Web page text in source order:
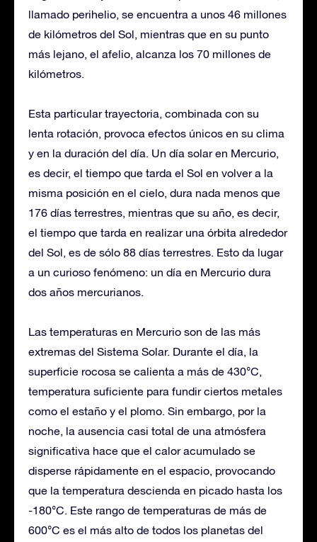
llamado perihelio, se encuentra a unos 46 millones
de kilómetros del Sol, mientras que en su punto
más lejano, el afelio, alcanza los 70 millones de
kilómetros.
Esta particular trayectoria, combinada con su
lenta rotación, provoca efectos únicos en su clima
y en la duración del día. Un día solar en Mercurio,
es decir, el tiempo que tarda el Sol en volver a la
misma posición en el cielo, dura nada menos que
176 días terrestres, mientras que su año, es decir,
el tiempo que tarda en realizar una órbita alrededor
del Sol, es de sólo 88 días terrestres. Esto da lugar
a un curioso fenómeno: un día en Mercurio dura
dos años mercurianos.
Las temperaturas en Mercurio son de las más
extremas del Sistema Solar. Durante el día, la
superficie rocosa se calienta a más de 430°C,
temperatura suficiente para fundir ciertos metales
como el estaño y el plomo. Sin embargo, por la
noche, la ausencia casi total de una atmósfera
significativa hace que el calor acumulado se
disperse rápidamente en el espacio, provocando
que la temperatura descienda en picado hasta los
-180°C. Este rango de temperaturas de más de
600°C es el más alto de todos los planetas del